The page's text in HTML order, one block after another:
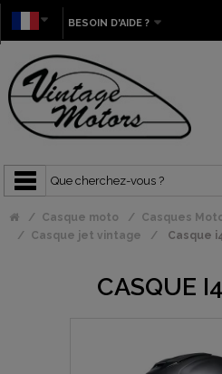
BESOIN D'AIDE ?
Casque moto
Casques
Casque jet vintage
Casque
CASQUE